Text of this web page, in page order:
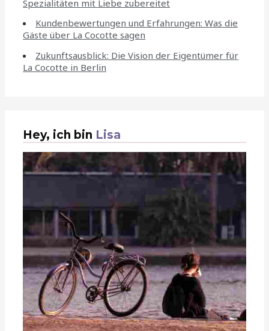
Spezialitäten mit Liebe zubereitet
Kundenbewertungen und Erfahrungen: Was die
Gäste über La Cocotte sagen
Zukunftsausblick: Die Vision der Eigentümer für
La Cocotte in Berlin
Hey, ich bin Lisa